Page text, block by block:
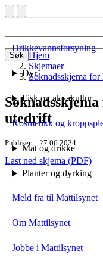
Søk
Drikkevannsforsyning
Dyr
Fisk og akvakultur
Kosmetikk og
Mat og drikke
Planter og dyrking
Meld fra til Mattilsynet
Om Mattilsynet
Jobbe i Mattilsynet
Hjem
Skjemaer
Søknadsskjema
utedrift
Publisert 27.06.2024
Last ned skjema (PDF)